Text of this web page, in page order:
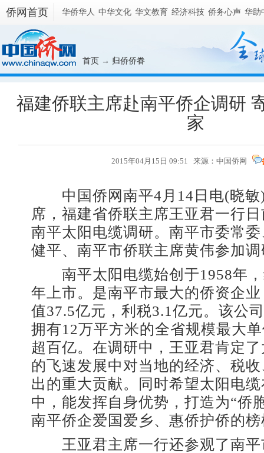
侨网首页 华侨华人 中华文化 华文教育 经济科技 侨务心声 华助
首页 → 归侨侨眷
福建侨联主席赴南平侨企调研
家
2015年04月15日 09:51 来源： 中国侨网
中国侨网南平4月14日电(晓敏)
席，福建省侨联主席王亚君一行
南平太阳电缆调研。南平市委常
健平、南平市侨联主席黄伟参加
南平太阳电缆始创于1958年，
年上市。是南平市最大的侨资企
值37.5亿元，利税3.1亿元。该公
拥有12万平方米的全省规模最大
超百亿。在调研中，王亚君肯定
的飞速发展中对当地的经济、税
出的重大贡献。同时希望太阳电
中，能发挥自身优势，打造为“侨
南平侨企爱国爱乡、惠侨护侨的
王亚君主席一行还参观了南平